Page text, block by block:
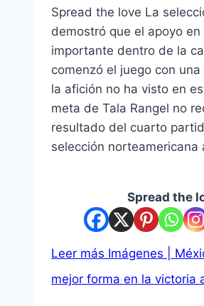
Spread the love La
demostró que el apoyo
importante dentro de la
comenzó el juego con
la afición no ha visto en
meta de Tala Rangel no
resultado del cuarto
selección norteamericana
Spread the
Leer más Imágenes |
mejor forma en la victoria